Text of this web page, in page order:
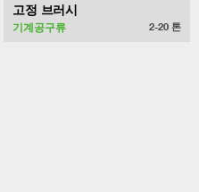
고정 브러시
기계공구류 2-20 톤